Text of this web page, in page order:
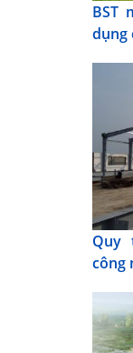
BST
dụng
Quy
công